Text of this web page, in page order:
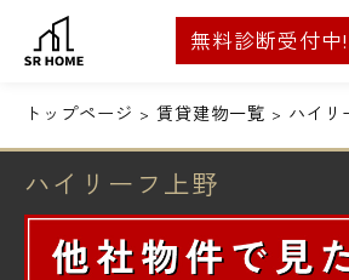
無料診断受付中!
トップページ 賃貸建物一覧 ハイリ
ハイリーフ上野